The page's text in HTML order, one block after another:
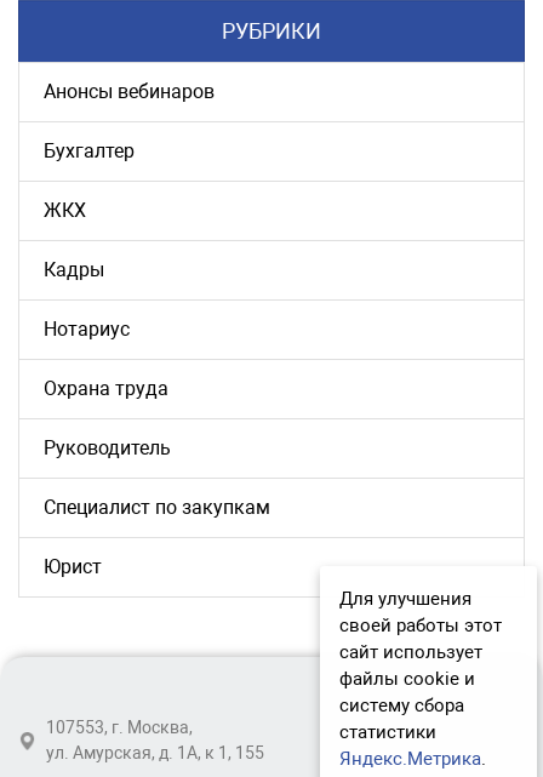
РУБРИКИ
Анонсы вебинаров
Бухгалтер
ЖКХ
Кадры
Нотариус
Охрана труда
Руководитель
Специалист по закупкам
Юрист
107553, г. Москва,
ул. Амурская, д. 1А, к 1, 155
Для улучшения
своей работы этот
сайт использует
файлы cookie и
систему сбора
статистики
Яндекс.Метрика.